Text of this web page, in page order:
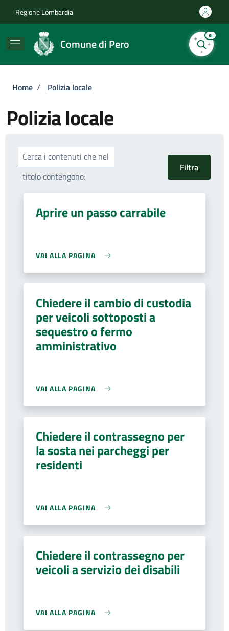
Regione Lombardia
Comune di Pero
AI
Briciole di pane
Home / Polizia locale
Polizia locale
Cerca i contenuti che nel
titolo contengono:
Aprire un passo carrabile
VAI ALLA PAGINA
Chiedere il cambio di custodia
per veicoli sottoposti a
sequestro o fermo
amministrativo
VAI ALLA PAGINA
Chiedere il contrassegno per
la sosta nei parcheggi per
residenti
VAI ALLA PAGINA
Chiedere il contrassegno per
veicoli a servizio dei disabili
VAI ALLA PAGINA